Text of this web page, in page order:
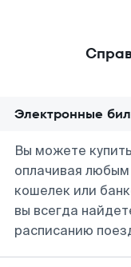
Электронные
Вы можете
оплачивая
кошелек или
вы всегда
расписанию